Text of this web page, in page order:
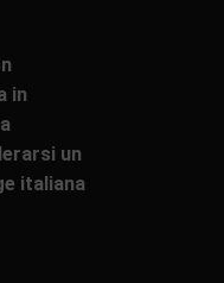
in
un
italiana